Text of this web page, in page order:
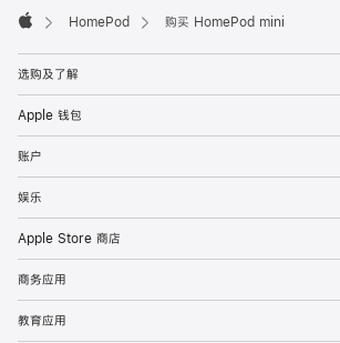
HomePod 购买 HomePod mini
选购及了解
Apple 钱包
账户
娱乐
Apple Store 商店
商务应用
教育应用